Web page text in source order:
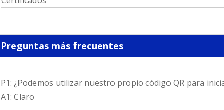
Preguntas más frecuentes
P1: ¿Podemos utilizar nuestro propio código QR para
A1: Claro